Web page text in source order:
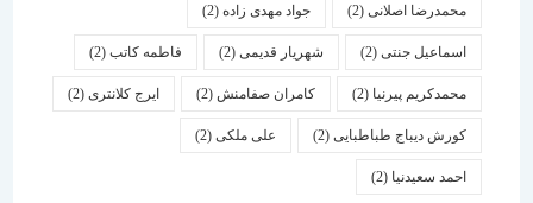
محمدرضا اصلانی(2) جواد مهدی زاده(2)
اسماعیل جنتی(2) شهریار قدیمی(2) فاطمه کاتب(2)
محمدکریم پیرنیا (2) کامران صفامنش(2) ایرج کلانتری (2)
کورش دیباج طباطبایی(2) علی ملکی(2)
احمد سعیدنیا (2)